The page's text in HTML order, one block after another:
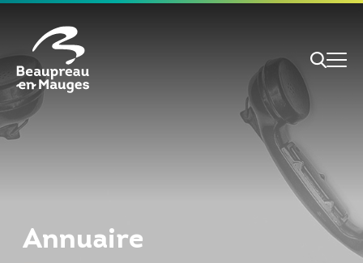
RECHERCHE
Annuaire
Cookies management panel